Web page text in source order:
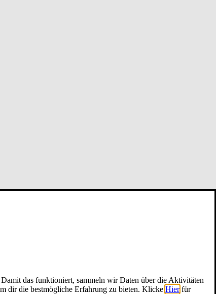
das funktioniert, sammeln wir Daten über die Aktivitäten
dir die bestmögliche Erfahrung zu bieten. Klicke Hier für